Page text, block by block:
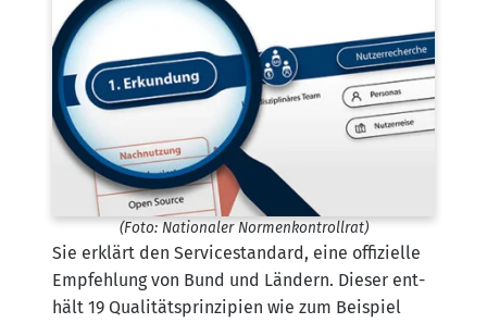
(Foto: Natio­na­ler Normenkontrollrat)
Sie erklärt den Ser­vice­stan­dard, eine offi­zi­el­le
Emp­feh­lung von Bund und Län­dern. Die­ser ent­
hält 19 Qua­li­täts­prin­zi­pi­en wie zum Bei­spiel